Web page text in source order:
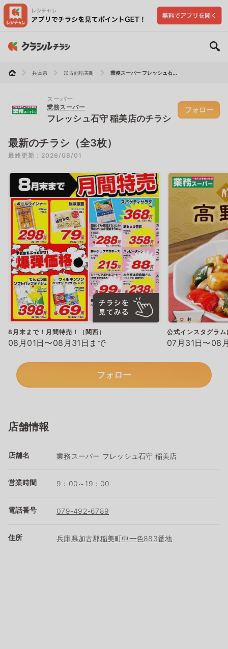
兵庫県 加古郡稲美町 業務スーパー フレッシュ石...
スーパー
業務スーパー
フレッシュ石守 稲美店のチラシ
フォロー
最新のチラシ（全3枚）
最終更新：2026/08/01
8月末まで！月間特売！（関西）
08月01日〜08月31日まで
公式インスタグラ
07月31日〜08
フォロー
店舗情報
店舗名 業務スーパー フレッシュ石守 稲美店
営業時間 9：00～19：00
電話番号 079-492-6789
住所 兵庫県加古郡稲美町中一色883番地